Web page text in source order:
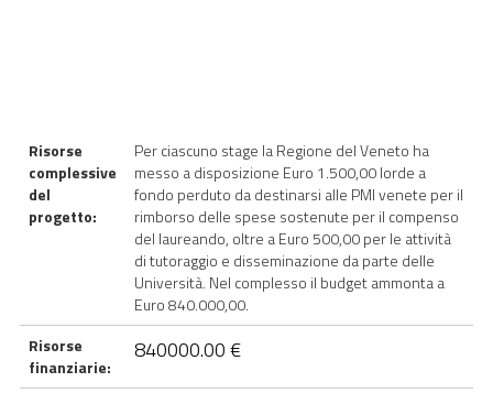
Risorse
complessive
del
progetto:
Per ciascuno stage la Regione del Veneto ha
messo a disposizione Euro 1.500,00 lorde a
fondo perduto da destinarsi alle PMI venete per il
rimborso delle spese sostenute per il compenso
del laureando, oltre a Euro 500,00 per le attività
di tutoraggio e disseminazione da parte delle
Università. Nel complesso il budget ammonta a
Euro 840.000,00.
Risorse
finanziarie:
840000.00 €